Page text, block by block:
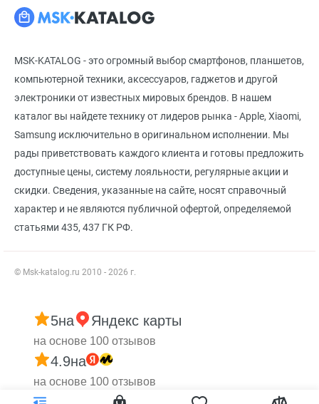
MSK-KATALOG - это огромный выбор смартфонов, планшетов,
компьютерной техники, аксессуаров, гаджетов и другой
электроники от известных мировых брендов. В нашем
каталог вы найдете технику от лидеров рынка - Apple, Xiaomi,
Samsung исключительно в оригинальном исполнении. Мы
рады приветствовать каждого клиента и готовы предложить
доступные цены, систему лояльности, регулярные акции и
скидки. Сведения, указанные на сайте, носят справочный
характер и не являются публичной офертой, определяемой
статьями 435, 437 ГК РФ.
© Msk-katalog.ru 2010 - 2026 г.
5на Яндекс карты
на основе 100 отзывов
4.9на
на основе 100 отзывов